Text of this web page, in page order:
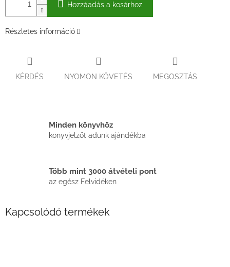
Hozzáadás a kosárhoz
Részletes információ
KÉRDÉS NYOMON KÖVETÉS MEGOSZTÁS
Minden könyvhöz
könyvjelzőt adunk ajándékba
Több mint 3000 átvételi pont
az egész Felvidéken
Kapcsolódó termékek